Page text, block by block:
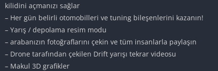
kilidini açmanızı sağlar
– Her gün belirli otomobilleri ve tuning bileşenlerini kazanın!
– Yarış / depolama resim modu
– arabanızın fotoğraflarını çekin ve tüm insanlarla paylaşın
– Drone tarafından çekilen Drift yarışı tekrar videosu
– Makul 3D grafikler